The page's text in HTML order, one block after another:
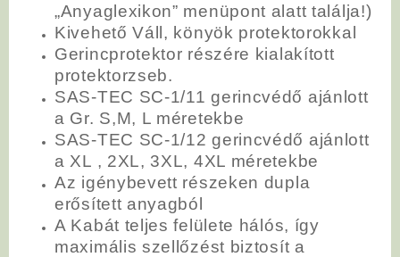
„Anyaglexikon” menüpont alatt találja!)
Kivehető Váll, könyök protektorokkal
Gerincprotektor részére kialakított
protektorzseb.
SAS-TEC SC-1/11 gerincvédő ajánlott
a Gr. S,M, L méretekbe
SAS-TEC SC-1/12 gerincvédő ajánlott
a XL , 2XL, 3XL, 4XL méretekbe
Az igénybevett részeken dupla
erősített anyagból
A Kabát teljes felülete hálós, így
maximális szellőzést biztosít a